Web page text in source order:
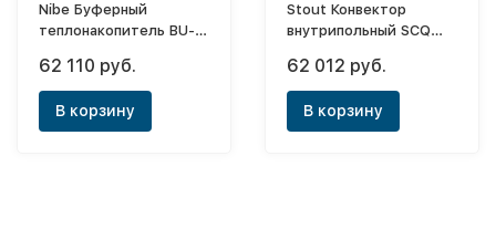
Nibe Буферный
теплонакопитель BU-
62 110 руб.
В корзину
Stout Конвектор
внутрипольный SCQ
принудительной
конвекцией)
62 012 руб.
В корзину